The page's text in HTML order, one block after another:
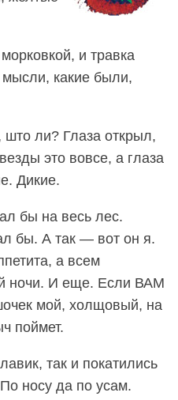
и травка
какие были,
ли? Глаза открыл,
это вовсе, а глаза
Дикие.
бы на весь лес.
бы. А так — вот он я.
а всем
ночи. И еще. Если ВАМ
мой, холщовый, на
поймет.
так и покатились
носу да по усам.